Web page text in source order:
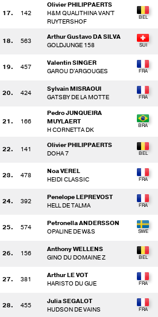
17. 142
Olivier PHILIPPAERTS
H&M QUALITHINA VAN'T
RUYTERSHOF
18. 563
Arthur Gustavo DA SILVA
GOLDJUNGE 158
19. 457
Valentin SINGER
GAROU D'ARGOUGES
20. 424
Sylvain MISRAOUI
GATSBY DE LA MOTTE
21. 166
Pedro JUNQUEIRA
MUYLAERT
H CORNETTA DK
22. 141
Olivier PHILIPPAERTS
DOHA 7
23. 478
Noa VEREL
HEIDI CLASSIC
24. 392
Penelope LEPREVOST
HELL DE TALMA
25. 574
Petronella ANDERSSON
OPALINE DE W&S
26. 156
Anthony WELLENS
GINO DU DOMAINE Z
27. 381
Arthur LE VOT
HARISTO DU GUE
28. 455
Julia SEGALOT
HUDSON DE VAINS